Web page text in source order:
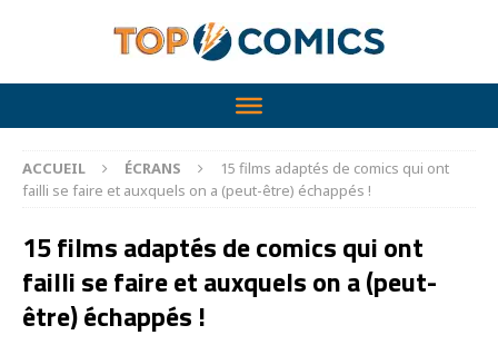
ACCUEIL ÉCRANS
15 films adaptés de comics qui ont
failli se faire et auxquels on a (peut-être) échappés !
15 films adaptés de comics qui ont
failli se faire et auxquels on a (peut-
être) échappés !